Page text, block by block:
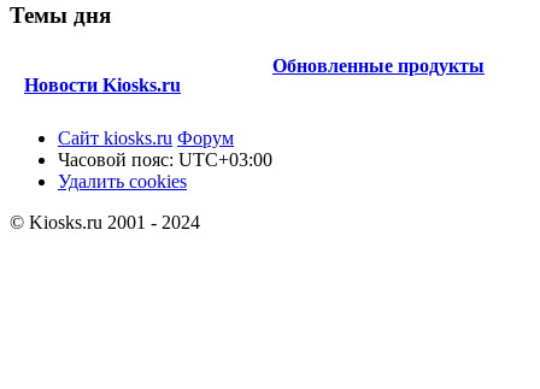
Темы дня
Новости Kiosks.ru
Обновленные продукты
Сайт kiosks.ru Форум
Часовой пояс: UTC+03:00
Удалить cookies
© Kiosks.ru 2001 - 2024